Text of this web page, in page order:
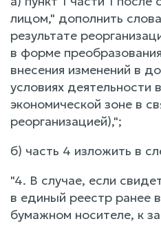
лицом," дополнить
результате
в форме
внесения изменений в
условиях деятельности
экономической зоне в
реорганизацией),";
б) часть 4 изложить в
"4. В случае, если
в единый реестр ранее
бумажном носителе, к